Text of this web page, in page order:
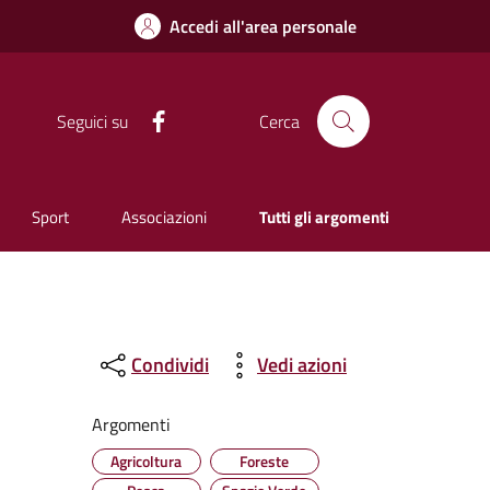
Accedi all'area personale
Seguici su Cerca
Sport Associazioni Tutti gli argomenti
Condividi Vedi azioni
Argomenti
Agricoltura
Foreste